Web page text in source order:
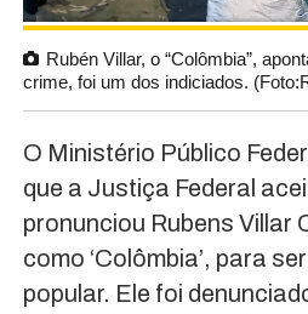
Rubén Villar, o “Colômbia”,
crime, foi um dos indiciados.
O Ministério Público
que a Justiça Federal
pronunciou Rubens Villar
como ‘Colômbia’, para
popular. Ele foi